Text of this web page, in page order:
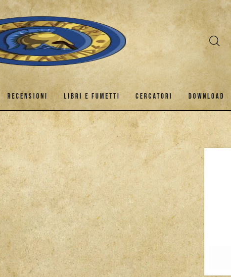
RECENSIONI LIBRI E FUMETTI CERCATORI DOWNLOAD
RECENSIONI LIBRI E FUMETTI CERCATORI